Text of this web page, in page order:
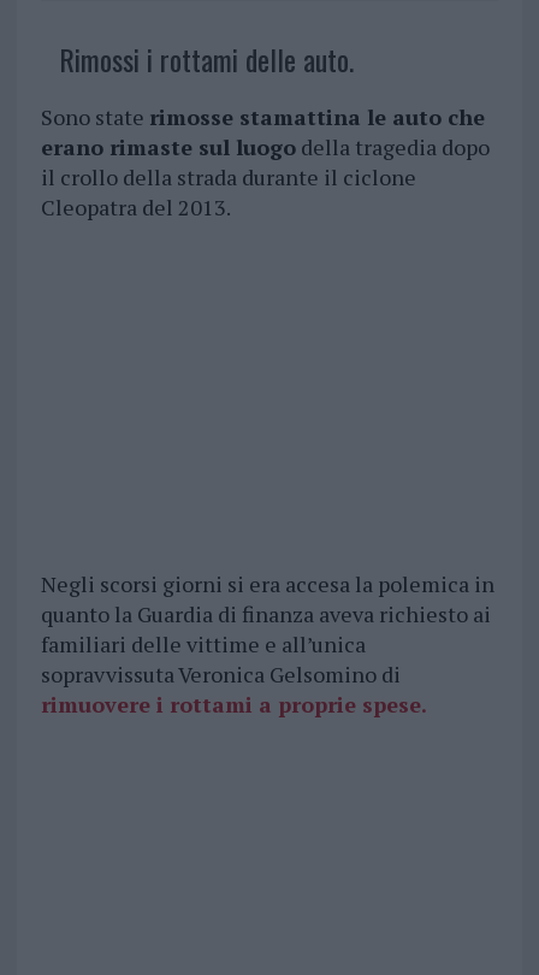
Rimossi i rottami delle auto.
Sono state rimosse stamattina le auto che
erano rimaste sul luogodella tragedia dopo
il crollo della strada durante il ciclone
Cleopatra del 2013.
Negli scorsi giorni si era accesa la polemica in
quanto la Guardia di finanza aveva richiesto ai
familiari delle vittime e all’unica
sopravvissuta Veronica Gelsomino di
rimuovere i rottami a proprie spese.